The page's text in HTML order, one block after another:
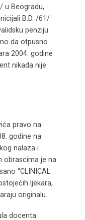
u Beogradu,
B.D. /61/
penziju
da otpusno
2004. godine
nikada nije
pravo na
godine na
nalaza i
obrascima je na
“CLINICAL
ljekara,
originalu.
docenta